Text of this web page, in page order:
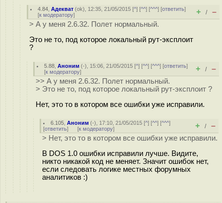
4.84 ,Адекват (ok), 12:35, 21/05/2015 [^] [^^] [^^^] [ответить]
[к модератору] + / –
> А у меня 2.6.32. Полет нормальный.
Это не то, под которое локальный рут-эксплоит
?
5.88 ,Аноним (-), 15:06, 21/05/2015 [^] [^^] [^^^] [ответить]
[к модератору] + / –
>> А у меня 2.6.32. Полет нормальный.
> Это не то, под которое локальный рут-эксплоит ?
Нет, это то в котором все ошибки уже исправили.
6.105 ,Аноним (-), 17:10, 21/05/2015 [^] [^^] [^^^]
[ответить] [к модератору] + / –
> Нет, это то в котором все ошибки уже исправили.
В DOS 1.0 ошибки исправили лучше. Видите,
никто никакой код не меняет. Значит ошибок нет,
если следовать логике местных форумных
аналитиков :)